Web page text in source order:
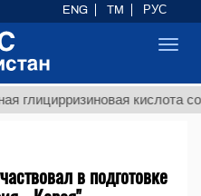
кислота
в подготовке
ENG TM РУС